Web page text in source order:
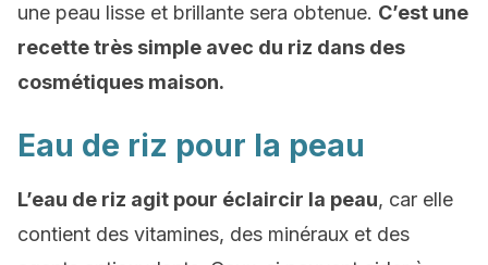
une peau lisse et brillante sera obtenue. C’est une
recette très simple avec du riz dans des
cosmétiques maison.
Eau de riz pour la peau
L’eau de riz agit pour éclaircir la peau, car elle
contient des vitamines, des minéraux et des